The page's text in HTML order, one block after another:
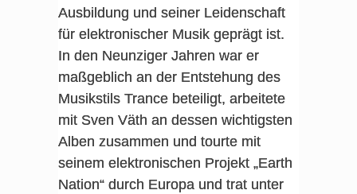
Ausbildung und seiner Leidenschaft
für elektronischer Musik geprägt ist.
In den Neunziger Jahren war er
maßgeblich an der Entstehung des
Musikstils Trance beteiligt, arbeitete
mit Sven Väth an dessen wichtigsten
Alben zusammen und tourte mit
seinem elektronischen Projekt „Earth
Nation“ durch Europa und trat unter